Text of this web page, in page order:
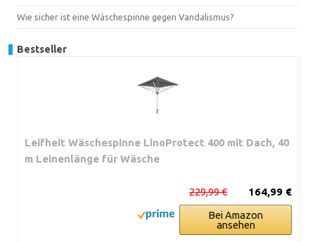
Wie sicher ist eine Wäschespinne gegen Vandalismus?
Bestseller
Leifheit Wäschespinne LinoProtect 400 mit Dach, 40
m Leinenlänge für Wäsche
164,99 €
229,99 €
Bei Amazon
ansehen